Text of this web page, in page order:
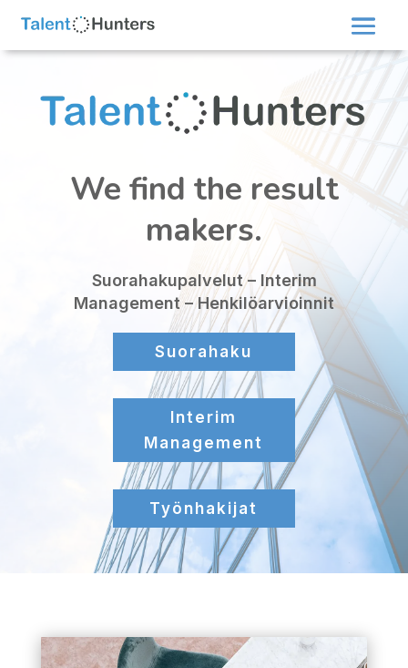
We find the result
makers.
Suorahakupalvelut – Interim
Management – Henkilöarvioinnit
Suorahaku
Interim
Management
Työnhakijat